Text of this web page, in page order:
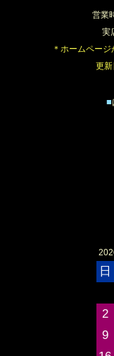
営業
実
＊ホームペー
更新
■
日
2
9